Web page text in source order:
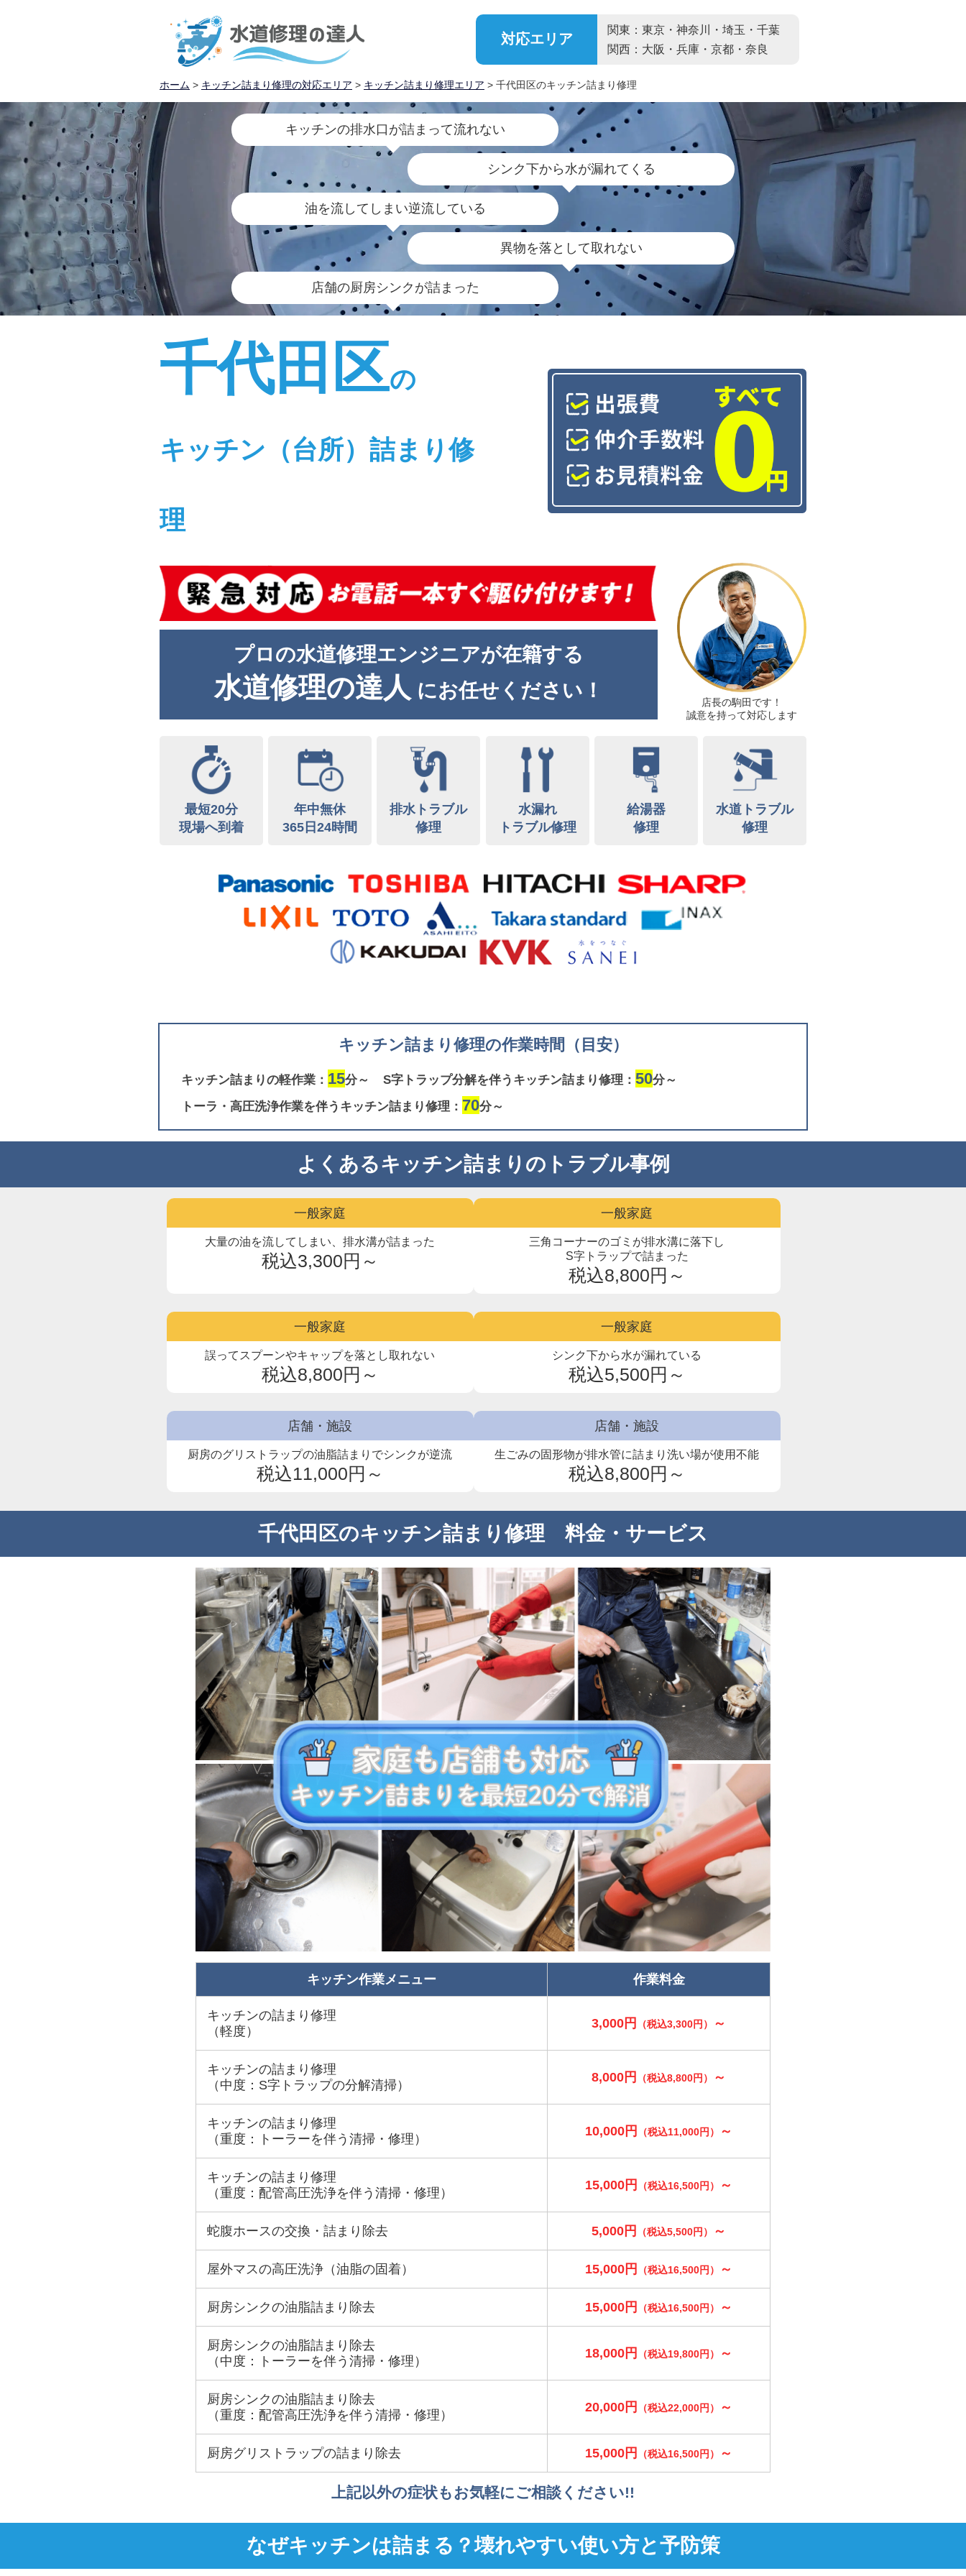
対応エリア
関東：東京・神奈川・埼玉・千葉
関西：大阪・兵庫・京都・奈良
ホーム > キッチン詰まり修理の対応エリア > キッチン詰まり修理エリア > 千代田区のキッチン詰まり修理
キッチンの排水口が詰まって流れない
シンク下から水が漏れてくる
油を流してしまい逆流している
異物を落として取れない
店舗の厨房シンクが詰まった
千代田区の
キッチン（台所）詰まり修
理
プロの水道修理エンジニアが在籍する
水道修理の達人 にお任せください！
店長の駒田です！
誠意を持って対応します
最短20分
現場へ到着
年中無休
365日24時間
排水トラブル
修理
水漏れ
トラブル修理
給湯器
修理
水道トラブル
修理
キッチン詰まり修理の作業時間（目安）
キッチン詰まりの軽作業： 15分～ S字トラップ分解を伴うキッチン詰まり修理： 50分～
トーラ・高圧洗浄作業を伴うキッチン詰まり修理： 70分～
よくあるキッチン詰まりのトラブル事例
一般家庭
大量の油を流してしまい、排水溝が詰まった
税込3,300円～
一般家庭
三角コーナーのゴミが排水溝に落下し
S字トラップで詰まった
税込8,800円～
一般家庭
誤ってスプーンやキャップを落とし取れない
税込8,800円～
一般家庭
シンク下から水が漏れている
税込5,500円～
店舗・施設
厨房のグリストラップの油脂詰まりでシンクが逆流
税込11,000円～
店舗・施設
生ごみの固形物が排水管に詰まり洗い場が使用不能
税込8,800円～
千代田区のキッチン詰まり修理 料金・サービス
キッチン作業メニュー 作業料金
キッチンの詰まり修理
（軽度）
3,000円 （税込3,300円） ～
キッチンの詰まり修理
（中度：S字トラップの分解清掃）
8,000円 （税込8,800円） ～
キッチンの詰まり修理
（重度：トーラーを伴う清掃・修理）
10,000円 （税込11,000円） ～
キッチンの詰まり修理
（重度：配管高圧洗浄を伴う清掃・修理）
15,000円 （税込16,500円） ～
蛇腹ホースの交換・詰まり除去 5,000円 （税込5,500円） ～
屋外マスの高圧洗浄（油脂の固着） 15,000円 （税込16,500円） ～
厨房シンクの油脂詰まり除去 15,000円 （税込16,500円） ～
厨房シンクの油脂詰まり除去
（中度：トーラーを伴う清掃・修理）
18,000円 （税込19,800円） ～
厨房シンクの油脂詰まり除去
（重度：配管高圧洗浄を伴う清掃・修理）
20,000円 （税込22,000円） ～
厨房グリストラップの詰まり除去 15,000円 （税込16,500円） ～
上記以外の症状もお気軽にご相談ください!!
なぜキッチンは詰まる？壊れやすい使い方と予防策